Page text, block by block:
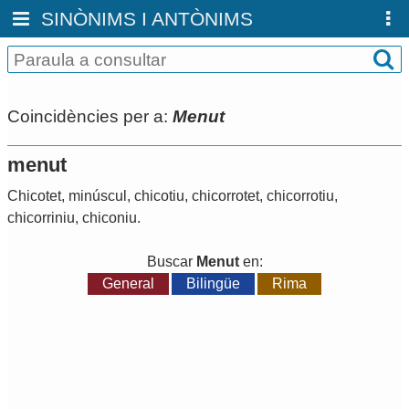
SINÒNIMS I ANTÒNIMS
Coincidències per a: Menut
menut
Chicotet, minúscul , chicotiu, chicorrotet, chicorrotiu,
chicorriniu, chiconiu.
Buscar Menuten:
General
Bilingüe Rima